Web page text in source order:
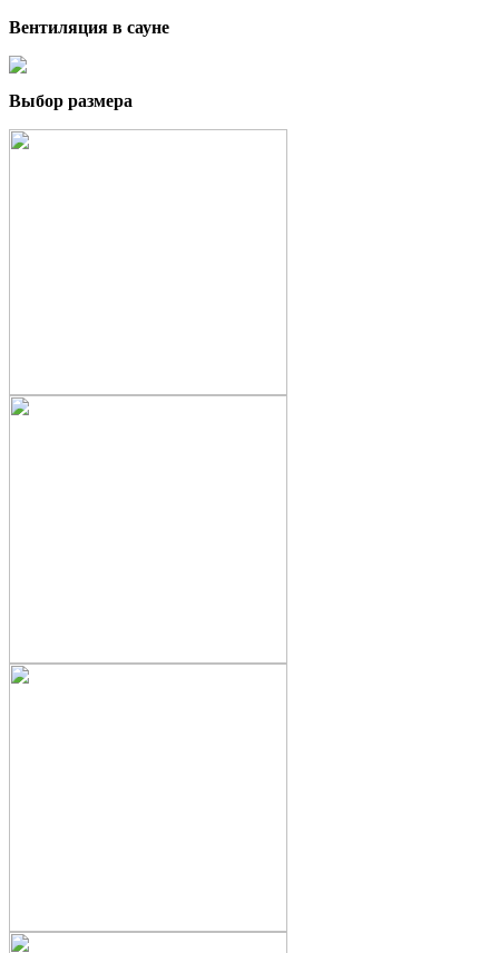
Вентиляция в сауне
Выбор размера